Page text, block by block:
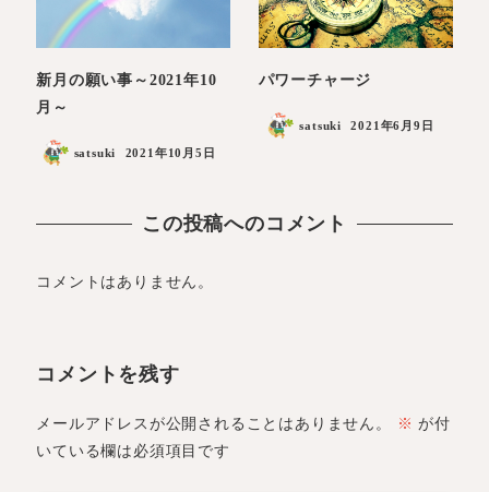
新月の願い事～2021年10
月～
satsuki 2021年10月5日
パワーチャージ
satsuki 2021年6月9日
この投稿へのコメント
コメントはありません。
コメントを残す
メールアドレスが公開されることはありません。 ※ が付
いている欄は必須項目です